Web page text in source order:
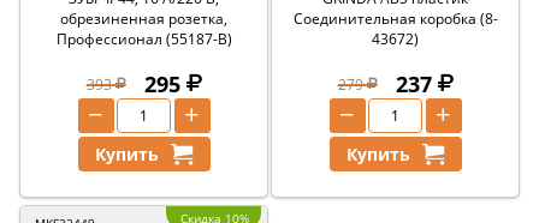
обрезиненная розетка,
Профессионал (55187-B)
393 295
+
−
Купить
Соединительная коробка (8-
43672)
279 237
+
−
Купить
Скидка 10%